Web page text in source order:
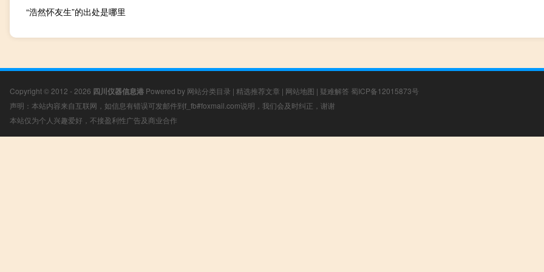
“浩然怀友生”的出处是哪里
Copyright © 2012 - 2026 四川仪器信息港 Powered by 网站分类目录 | 精选推荐文章 | 网站地图 | 疑难解答 蜀ICP备12015873号
声明：本站内容来自互联网，如信息有错误可发邮件到f_fb#foxmail.com说明，我们会及时纠正，谢谢
本站仅为个人兴趣爱好，不接盈利性广告及商业合作